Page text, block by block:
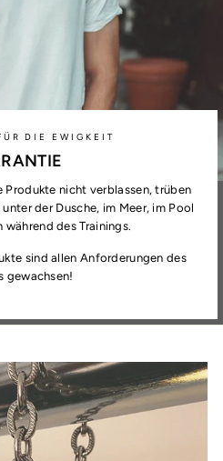
DIE EWIGKEIT
Produkte nicht verblassen, trüben
der Dusche, im Meer, im Pool
während des Trainings.
sind allen Anforderungen des
gewachsen!